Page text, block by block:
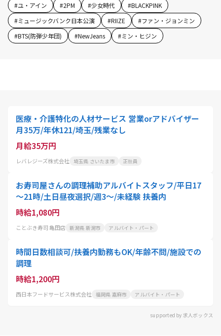
#ユ・アイン #2PM #少女時代 #BLACKPINK
#ミュージックバンク日本公演 #RIIZE #ファン・ジョンミン
#BTS(防弾少年団) #NewJeans #ミン・ヒジン
医療・介護特化の人材サービス 営業orアドバイザー
月35万/年休121/埼玉/残業なし
月給35万円
レバレジーズ株式会社 埼玉県 さいたま市 正社員
お寿司屋さんの調理補助アルバイトスタッフ/平日17
～21時/土日昼夜選択/週3～/未経験 扶養内
時給1,080円
ことぶき寿司 亀田店 新潟県 新潟市 アルバイト・パート
時間日数相談可/扶養内勤務もOK/年齢不問/施設での
調理
時給1,200円
西日本フードサービス株式会社 福岡県 嘉麻市 アルバイト・パート
supported by 求人ボックス